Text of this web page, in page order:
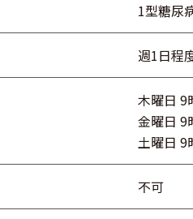
1型糖尿
週1日程
木曜日
金曜日
土曜日
不可